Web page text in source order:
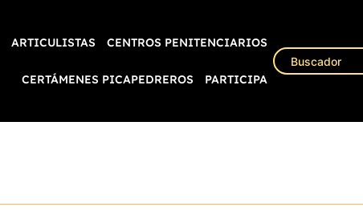
ARTICULISTAS CENTROS PENITENCIARIOS
CERTÁMENES PICAPEDREROS PARTICIPA